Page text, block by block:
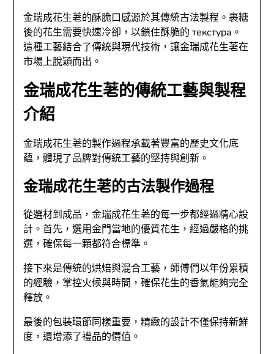
金瑞成花生荖的酥脆口感源於其傳統古法製程。裹糖
後的花生需要快速冷卻，以鎖住酥脆的 текстура。
這種工藝結合了傳統與現代技術，讓金瑞成花生荖在
市場上脫穎而出。
金瑞成花生荖的傳統工藝與製程
介紹
金瑞成花生荖的製作過程承載著豐富的歷史文化底
蘊，體現了品牌對傳統工藝的堅持與創新。
金瑞成花生荖的古法製作過程
從選材到成品，金瑞成花生荖的每一步都經過精心設
計。首先，選用金門當地的優質花生，經過嚴格的挑
選，確保每一顆都符合標準。
接下來是傳統的烘焙與混合工藝，師傅們以年份累積
的經驗，掌控火候與時間，確保花生的香氣能夠完全
釋放。
最後的包裝環節同樣重要，精緻的設計不僅保持新鮮
度，還增添了禮品的價值。